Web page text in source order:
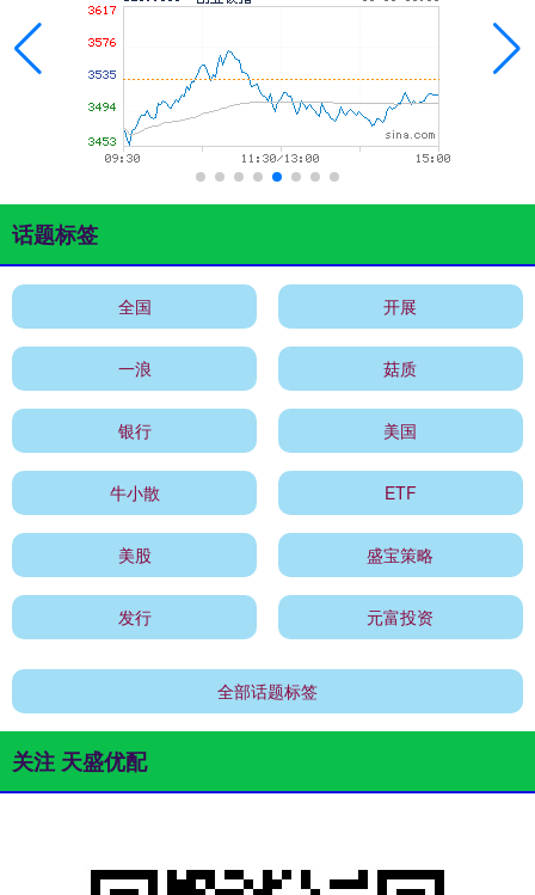
话题标签
全国 开展
一浪 菇质
银行 美国
牛小散 ETF
美股 盛宝策略
发行 元富投资
全部话题标签
关注 天盛优配